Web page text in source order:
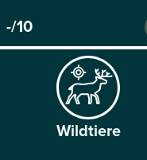
-/10
Wild­tiere